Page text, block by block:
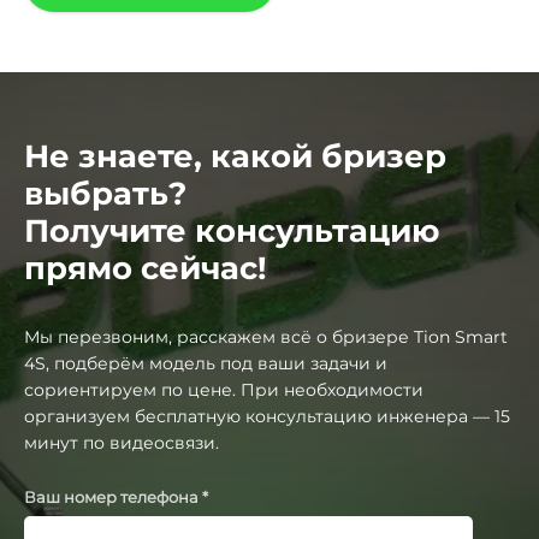
Не знаете, какой бризер
выбрать?
Получите консультацию
прямо сейчас!
Мы перезвоним, расскажем всё о бризере Tion Smart
4S, подберём модель под ваши задачи и
сориентируем по цене. При необходимости
организуем бесплатную консультацию инженера — 15
минут по видеосвязи.
Ваш номер телефона *